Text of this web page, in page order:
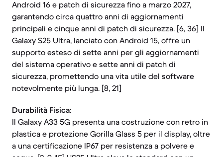
Android 16 e patch di sicurezza fino a marzo 2027,
garantendo circa quattro anni di aggiornamenti
principali e cinque anni di patch di sicurezza. [6, 36] Il
Galaxy S25 Ultra, lanciato con Android 15, offre un
supporto esteso di sette anni per gli aggiornamenti
del sistema operativo e sette anni di patch di
sicurezza, promettendo una vita utile del software
notevolmente più lunga. [8, 21]
Durabilità Fisica:
Il Galaxy A33 5G presenta una costruzione con retro in
plastica e protezione Gorilla Glass 5 per il display, oltre
a una certificazione IP67 per resistenza a polvere e